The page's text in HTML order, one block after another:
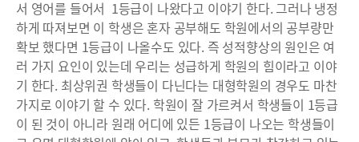
서 영어를 들어서 1등급이 나왔다고 이야기 한다. 그러나 냉정
하게 따져보면 이 학생은 혼자 공부해도 학원에서의 공부량만
확보 했다면 1등급이 나올수도 있다. 즉 성적향상의 원인은 여
러 가지 요인이 있는데 우리는 성급하게 학원의 힘이라고 이야
기 한다. 최상위권 학생들이 다닌다는 대형학원의 경우도 마찬
가지로 이야기 할 수 있다. 학원이 잘 가르켜서 학생들이 1등급
이 된 것이 아니라 원래 어디에 있든 1등급이 나오는 학생들이